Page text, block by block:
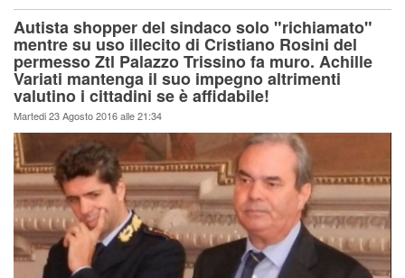
Autista shopper del sindaco solo "richiamato"
mentre su uso illecito di Cristiano Rosini del
permesso Ztl Palazzo Trissino fa muro. Achille
Variati mantenga il suo impegno altrimenti
valutino i cittadini se è affidabile!
Martedi 23 Agosto 2016 alle 21:34